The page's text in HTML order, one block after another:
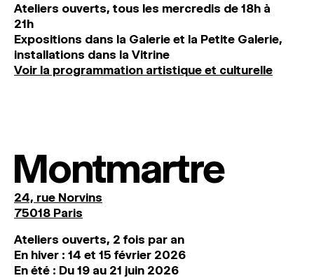
Ateliers ouverts, tous les mercredis de 18h à
21h
Expositions dans la Galerie et la Petite Galerie,
installations dans la Vitrine
Voir la programmation artistique et culturelle
Montmartre
24, rue Norvins
75018 Paris
Ateliers ouverts, 2 fois par an
En hiver : 14 et 15 février 2026
En été : Du 19 au 21 juin 2026